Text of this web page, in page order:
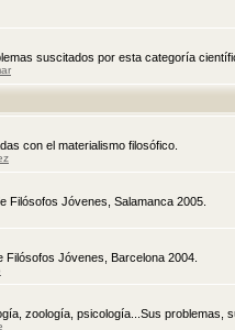
suscitados por esta categoría
con el materialismo filosófico.
Filósofos Jóvenes, Salamanca 2005.
Filósofos Jóvenes, Barcelona 2004.
zoología, psicología...Sus problemas,